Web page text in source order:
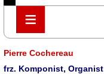
≡
≡
Pierre Cochereau
frz. Komponist,